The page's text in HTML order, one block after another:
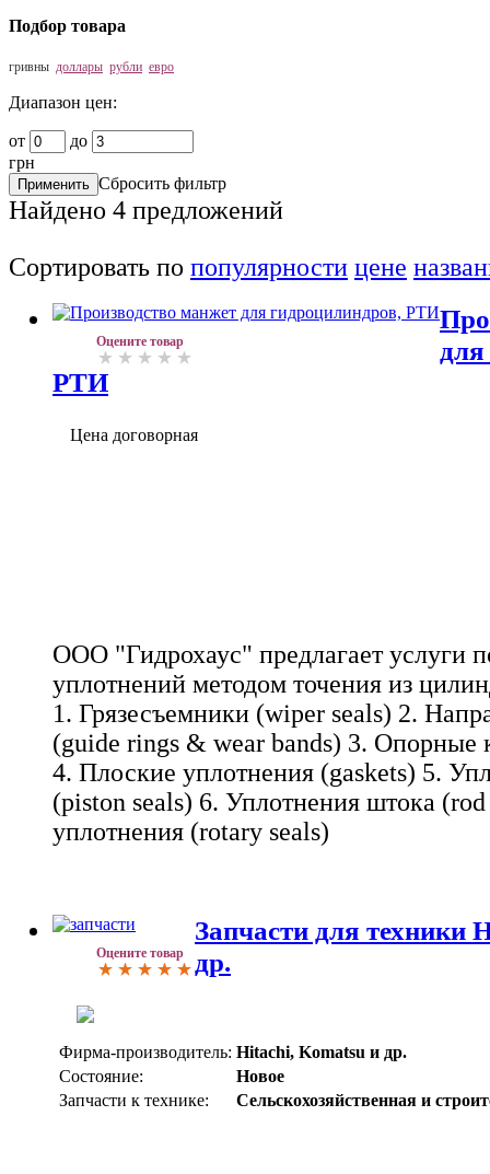
Подбор товара
гривны доллары рубли евро
Диапазон цен:
от
до
грн
Сбросить фильтр
Найдено 4 предложений
Сортировать по популярности цене
Оцените товар
РТИ
Цена договорная
ООО "Гидрохаус" предлагает услуги
уплотнений методом точения из
1. Грязесъемники (wiper seals) 2.
(guide rings & wear bands) 3. Опорные
4. Плоские уплотнения (gaskets) 5.
(piston seals) 6. Уплотнения штока
уплотнения (rotary seals)
Оцените товар
Запчасти для техники
др.
Фирма-производитель: Hitachi, Komatsu и др.
Состояние:
Новое
Запчасти к технике:
Сельскохозяйственная и